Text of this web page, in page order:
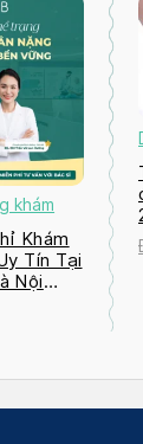
khám
Khám
Tín Tại
Nội